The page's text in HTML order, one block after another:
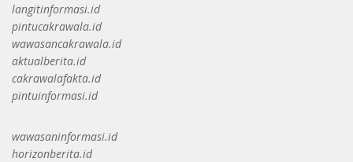
langitinformasi.id
pintucakrawala.id
wawasancakrawala.id
aktualberita.id
cakrawalafakta.id
pintuinformasi.id
wawasaninformasi.id
horizonberita.id